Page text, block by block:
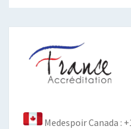
Medespoir Canada :